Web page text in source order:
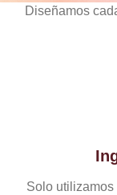
Diseñamos
Solo